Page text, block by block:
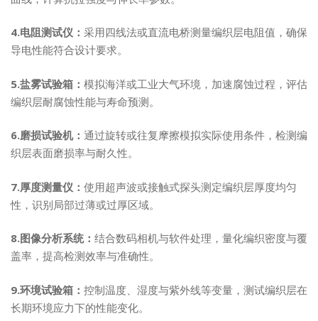
4.电阻测试仪： 采用四线法或直流电桥测量编织层电阻值，确保
导电性能符合设计要求。
5.盐雾试验箱： 模拟海洋或工业大气环境，加速腐蚀过程，评估
编织层耐腐蚀性能与寿命预测。
6.磨损试验机： 通过旋转或往复摩擦模拟实际使用条件，检测编
织层表面磨损率与耐久性。
7.厚度测量仪： 使用超声波或接触式探头测定编织层厚度均匀
性，识别局部过薄或过厚区域。
8.图像分析系统： 结合数码相机与软件处理，量化编织密度与覆
盖率，提高检测效率与准确性。
9.环境试验箱： 控制温度、湿度与紫外线等变量，测试编织层在
长期环境应力下的性能变化。